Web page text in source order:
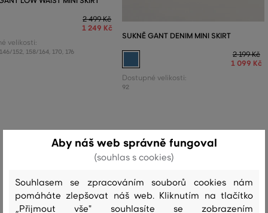
2 499 Kč
1 249 Kč
velikosti:
146/152, 158/164, 170, 176
SUKNĚ GANT DENIM MINI SKIRT
2 199 Kč
1 099 Kč
Dostupné velikosti:
92
Recenze
JAK SEDĚLA VYBRANÁ VELIKOST NAŠIM ZÁKAZNÍKŮM
Aby náš web správně fungoval
(souhlas s cookies)
Souhlasem se zpracováním souborů cookies nám
pomáháte zlepšovat náš web. Kliknutím na tlačítko
„Přijmout vše" souhlasíte se zobrazením